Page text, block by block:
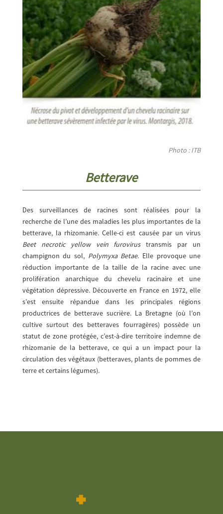
Photo : ITB
Betterave
Des surveillances de racines sont réalisées pour la
recherche de l’une des maladies les plus importantes de la
betterave, la rhizomanie. Celle-ci est causée par un virus
Beet necrotic yellow vein furovirustransmis par un
champignon du sol, Polymyxa Betae. Elle provoque une
réduction importante de la taille de la racine avec une
prolifération anarchique du chevelu racinaire et une
végétation dépressive. Découverte en France en 1972, elle
s’est ensuite répandue dans les principales régions
productrices de betterave sucrière. La Bretagne (où l’on
cultive surtout des betteraves fourragères) possède un
statut de zone protégée, c’est-à-dire territoire indemne de
rhizomanie de la betterave, ce qui a un impact pour la
circulation des végétaux (betteraves, plants de pommes de
terre et certains légumes).